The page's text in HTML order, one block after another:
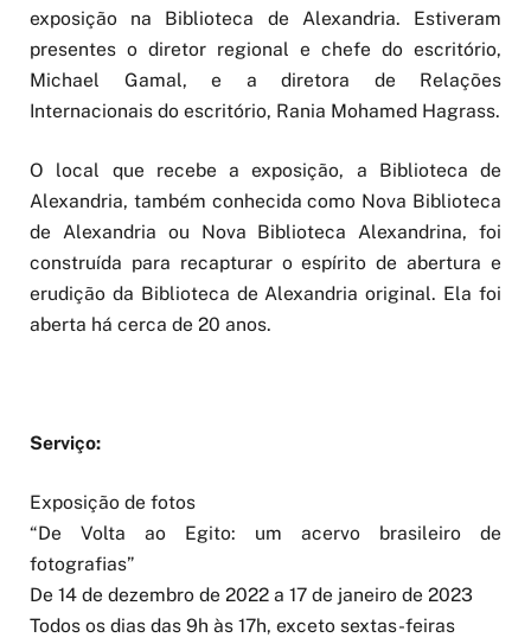
exposição na Biblioteca de Alexandria. Estiveram
presentes o diretor regional e chefe do escritório,
Michael Gamal, e a diretora de Relações
Internacionais do escritório, Rania Mohamed Hagrass.
O local que recebe a exposição, a Biblioteca de
Alexandria, também conhecida como Nova Biblioteca
de Alexandria ou Nova Biblioteca Alexandrina, foi
construída para recapturar o espírito de abertura e
erudição da Biblioteca de Alexandria original. Ela foi
aberta há cerca de 20 anos.
Serviço:
Exposição de fotos
“De Volta ao Egito: um acervo brasileiro de
fotografias”
De 14 de dezembro de 2022 a 17 de janeiro de 2023
Todos os dias das 9h às 17h, exceto sextas-feiras